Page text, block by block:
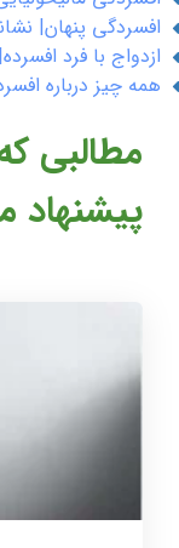
افسردگی پنهان|
ازدواج با فرد
همه چیز درباره
مطالبی
پیشنهاد